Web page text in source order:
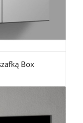
Box